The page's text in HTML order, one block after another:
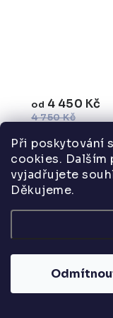
Při poskytování
cookies. Dalším
vyjadřujete
Děkujeme.
od 4 450 Kč
4 750 Kč
Spodní
dřezem